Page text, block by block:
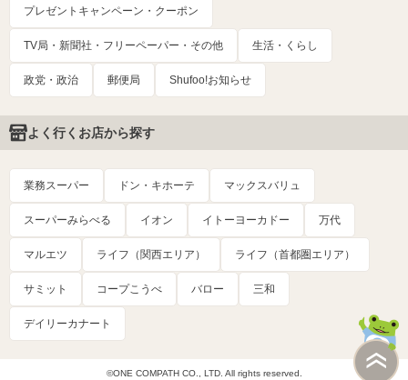
プレゼントキャンペーン・クーポン
TV局・新聞社・フリーペーパー・その他 生活・くらし
政党・政治 郵便局 Shufoo!お知らせ
よく行くお店から探す
業務スーパー ドン・キホーテ マックスバリュ
スーパーみらべる イオン イトーヨーカドー 万代
マルエツ ライフ（関西エリア） ライフ（首都圏エリア）
サミット コープこうべ バロー 三和
デイリーカナート
©ONE COMPATH CO., LTD. All rights reserved.